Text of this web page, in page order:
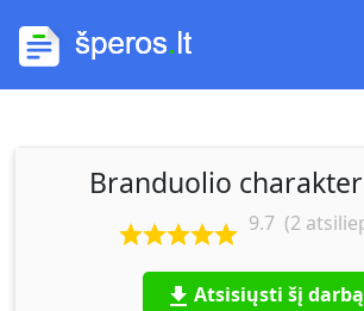
Branduolio
9.7 (2
Atsisiųsti šį darbą